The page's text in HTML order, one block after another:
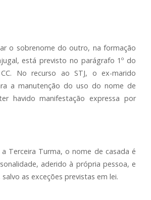
o sobrenome do outro, na formação
está previsto no parágrafo 1º do
No recurso ao STJ, o ex-marido
a manutenção do uso do nome de
havido manifestação expressa por
Terceira Turma, o nome de casada é
aderido à própria pessoa, e
as exceções previstas em lei.